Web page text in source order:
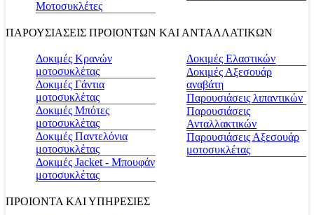
Μοτοσυκλέτες
ΠΑΡΟΥΣΙΑΣΕΙΣ ΠΡΟΙΟΝΤΩΝ ΚΑΙ ΑΝΤΑΛΛΑΤΙΚΩΝ
Δοκιμές Κρανών
μοτοσυκλέτας
Δοκιμές Γάντια
μοτοσυκλέτας
Δοκιμές Μπότες
μοτοσυκλέτας
Δοκιμές Παντελόνια
μοτοσυκλέτας
Δοκιμές Jacket - Μπουφάν
μοτοσυκλέτας
Δοκιμές Ελαστικών
Δοκιμές Αξεσουάρ
αναβάτη
Παρουσιάσεις λιπαντικών
Παρουσιάσεις
Ανταλλακτικών
Παρουσιάσεις Αξεσουάρ
μοτοσυκλέτας
ΠΡΟΙΟΝΤΑ ΚΑΙ ΥΠΗΡΕΣΙΕΣ